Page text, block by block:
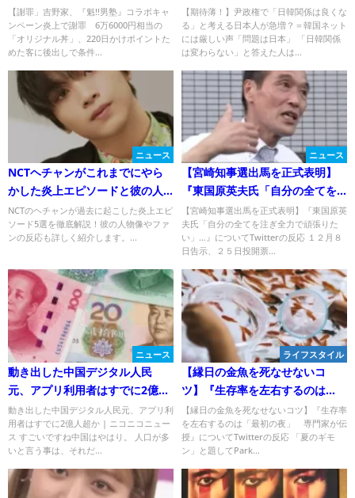
万6000円相当の「オリジナル
丼」、220日かけポイントためた
客に後出しで条件変更
【謝罪」吉野家、『魁!!男塾』コラボキャ
ンペーン炎上で謝罪 6万6000円相当の
「オリジナル丼」、220日かけポイントた
めた客に後出しで条件...
が急増？＝韓国ネットには厳し
い声「問題は日本」
【期待薄！】尹政権で「日韓関係は良くな
る」と考える日本人が急増？＝韓国ネット
には厳しい声「問題は日本」 「日韓関係
は変わらない」と答えた人は...
ニュース
NCTヘチャンがこれまでにやら
かした炎上エピソードと彼の人
物像を解剖！
NCTのヘチャンが過去に起こした炎上エピ
ソード5選を徹底解説！彼の人物像やファ
ンの反応も詳しく紹介します。...
ニュース
【宮崎知事選出馬を正式表明】
『東国原英夫氏「自分の全てを
注ぎ全力で頑張りたい」…』につ
いてTwitterの反応
【宮崎知事選出馬を正式表明】『東国原英
夫氏「自分の全てを注ぎ全力で頑張りた
い」…』についてTwitterの反応 １２月８
日告示、２５日投開票...
ニュース
動き出した中国デジタル人民
元、アプリ利用者はすでに2億人
超か | ニコニコニュース
動き出した中国デジタル人民元、アプリ利
用者はすでに2億人超か | ニコニコニュー
ス すごいですね中国はやはり。 人口が多
いと言う事は、それだ...
ライフスタイル
【縁日の金魚を死なせないコ
ツ】『生存率を左右するのは
「最初の夜」 専門家が伝授』
についてTwitterの反応
【縁日の金魚を死なせないコツ】『生存率
を左右するのは「最初の夜」 専門家が伝
授』についてTwitterの反応 「夏のギモ
ン」と題してPark...